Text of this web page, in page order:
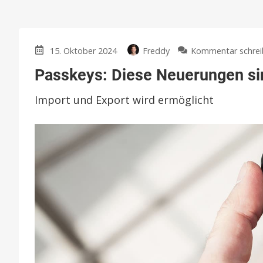
15. Oktober 2024 Freddy Kommentar
Passkeys: Diese Neuerungen
Import und Export wird ermöglicht